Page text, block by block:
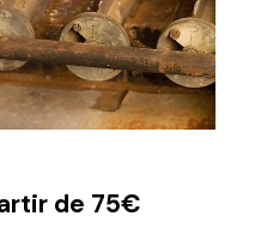
de 75€